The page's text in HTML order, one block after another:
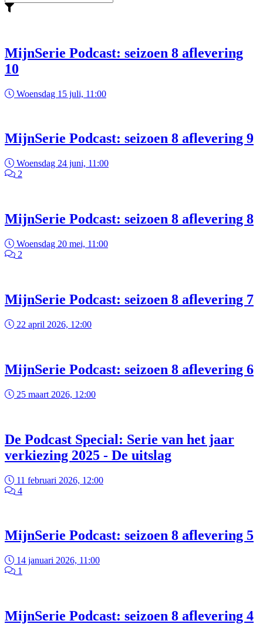
MijnSerie Podcast: seizoen 8 aflevering
10
Woensdag 15 juli, 11:00
MijnSerie Podcast: seizoen 8 aflevering 9
Woensdag 24 juni, 11:00
2
MijnSerie Podcast: seizoen 8 aflevering 8
Woensdag 20 mei, 11:00
2
MijnSerie Podcast: seizoen 8 aflevering 7
22 april 2026, 12:00
MijnSerie Podcast: seizoen 8 aflevering 6
25 maart 2026, 12:00
De Podcast Special: Serie van het jaar
verkiezing 2025 - De uitslag
11 februari 2026, 12:00
4
MijnSerie Podcast: seizoen 8 aflevering 5
14 januari 2026, 11:00
1
MijnSerie Podcast: seizoen 8 aflevering 4